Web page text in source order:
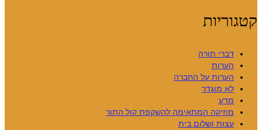
קטגוריות
דברי תורה
הערות
הערות על החברה
לא מוגדר
מדע
מוזיקה המתאימה להשקפת קול התור
עצות ושלום בית